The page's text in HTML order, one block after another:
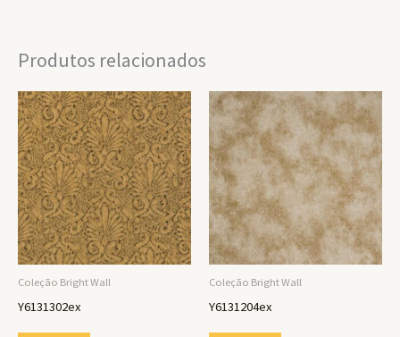
Produtos relacionados
Coleção Bright Wall
Y6131302ex
Coleção Bright Wall
Y6131204ex